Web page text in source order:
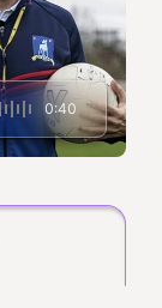
0:40